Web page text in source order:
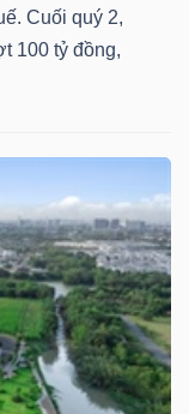
Cuối quý 2,
100 tỷ đồng,